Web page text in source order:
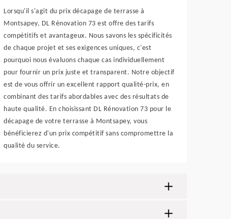
Lorsqu'il s'agit du prix décapage de terrasse à
Montsapey, DL Rénovation 73 est offre des tarifs
compétitifs et avantageux. Nous savons les spécificités
de chaque projet et ses exigences uniques, c'est
pourquoi nous évaluons chaque cas individuellement
pour fournir un prix juste et transparent. Notre objectif
est de vous offrir un excellent rapport qualité-prix, en
combinant des tarifs abordables avec des résultats de
haute qualité. En choisissant DL Rénovation 73 pour le
décapage de votre terrasse à Montsapey, vous
bénéficierez d'un prix compétitif sans compromettre la
qualité du service.